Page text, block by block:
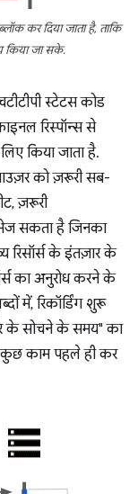
कर दिया जाता है, ताकि
किया जा सके.
स्टेटस कोड
रिस्पॉन्स से
किया जाता है.
को ज़रूरी सब-
ज़रूरी
सकता है जिनका
रिसॉर्स के इंतज़ार के
का अनुरोध करने के
में, रिकॉर्डिंग शुरू
के सोचने के समय" का
कुछ काम पहले ही कर